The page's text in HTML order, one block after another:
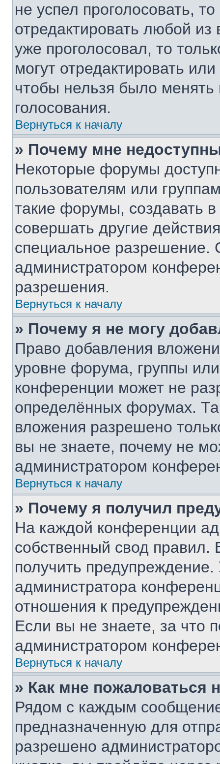
не успел проголосовать,
отредактировать любой из
уже проголосовал, то
могут отредактировать
чтобы нельзя было
голосования.
Вернуться к началу
» Почему мне
Некоторые форумы
пользователям или
такие форумы, создавать
совершать другие
специальное разрешение.
администратором
разрешения.
Вернуться к началу
» Почему я не могу
Право добавления
уровне форума, группы
конференции может не
определённых форумах.
вложения разрешено
вы не знаете, почему не
администратором
Вернуться к началу
» Почему я получил
На каждой конференции
собственный свод
получить
администратора
отношения к
Если вы не знаете, за что
администратором
Вернуться к началу
» Как мне пожаловаться
Рядом с каждым
предназначенную для
разрешено